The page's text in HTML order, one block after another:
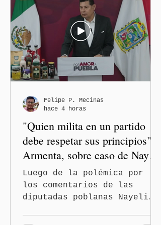
"Quien milita en un partido
debe respetar sus principios":
Armenta, sobre caso de Nayeli
Salvatori y Graciela Palomares
Luego de la polémica por
los comentarios de las
diputadas poblanas Nayeli
Felipe P. Mecinas
hace 4 horas